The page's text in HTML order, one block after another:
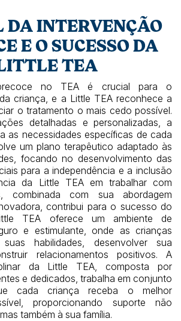
DA INTERVENÇÃO
E O SUCESSO DA
TEA
no TEA é crucial para o
criança, e a Little TEA reconhece a
o tratamento o mais cedo possível.
detalhadas e personalizadas, a
as necessidades específicas de cada
um plano terapêutico adaptado às
focando no desenvolvimento das
para a independência e a inclusão
da Little TEA em trabalhar com
combinada com sua abordagem
contribui para o sucesso do
TEA oferece um ambiente de
e estimulante, onde as crianças
habilidades, desenvolver sua
relacionamentos positivos. A
da Little TEA, composta por
e dedicados, trabalha em conjunto
cada criança receba o melhor
proporcionando suporte não
também à sua família.